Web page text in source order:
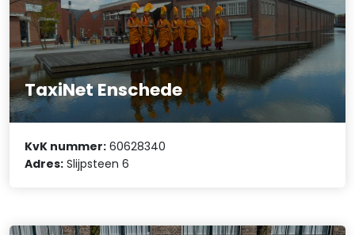
TaxiNet Enschede
KvK nummer: 60628340
Adres: Slijpsteen 6